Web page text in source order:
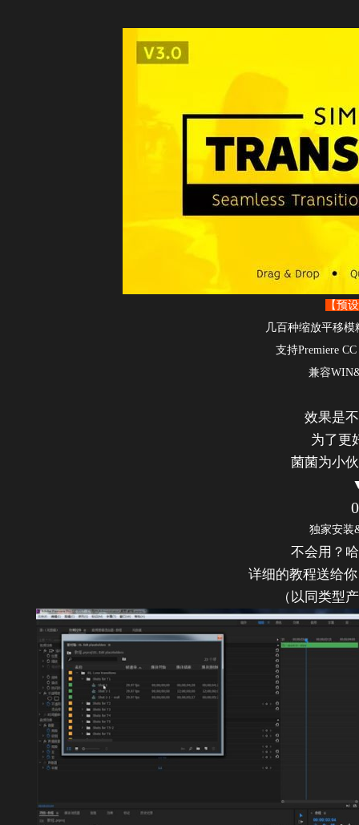
【预
几百种缩放平移
支持Premiere
兼容
效果是
为了更
菌菌为小
独家安装
不会用？
详细的教程送给
（以同类型